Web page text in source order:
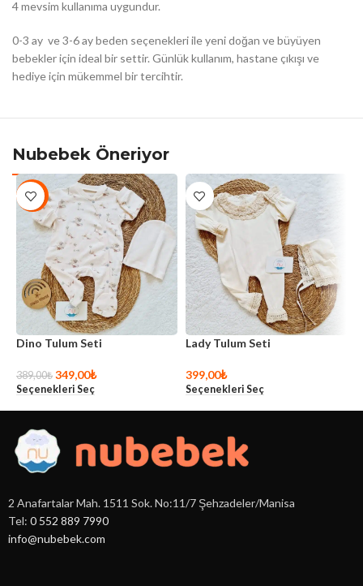
4 mevsim kullanıma uygundur.
0-3 ay ve 3-6 ay beden seçenekleri ile yeni doğan ve büyüyen
bebekler için ideal bir settir. Günlük kullanım, hastane çıkışı ve
hediye için mükemmel bir tercihtir.
Nubebek Öneriyor
-10%
Dino Tulum Seti
389,00₺ 349,00₺
Seçenekleri Seç
Lady Tulum Seti
399,00₺
Seçenekleri Seç
2 Anafartalar Mah. 1511 Sok. No:11/7 Şehzadeler/Manisa
Tel: 0 552 889 7990
info@nubebek.com